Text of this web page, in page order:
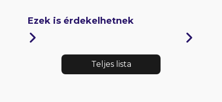
Ezek is érdekelhetnek
Teljes lista